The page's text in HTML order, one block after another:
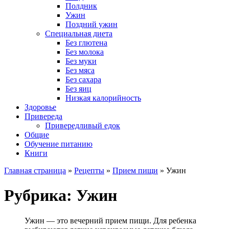
Полдник
Ужин
Поздний ужин
Специальная диета
Без глютена
Без молока
Без муки
Без мяса
Без сахара
Без яиц
Низкая калорийность
Здоровье
Привереда
Привередливый едок
Общие
Обучение питанию
Книги
Главная страница » Рецепты » Прием пищи » Ужин
Рубрика: Ужин
Ужин — это вечерний прием пищи. Для ребенка